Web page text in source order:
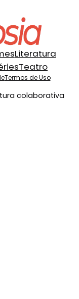
Literatura
Teatro
Termos de Uso
colaborativa